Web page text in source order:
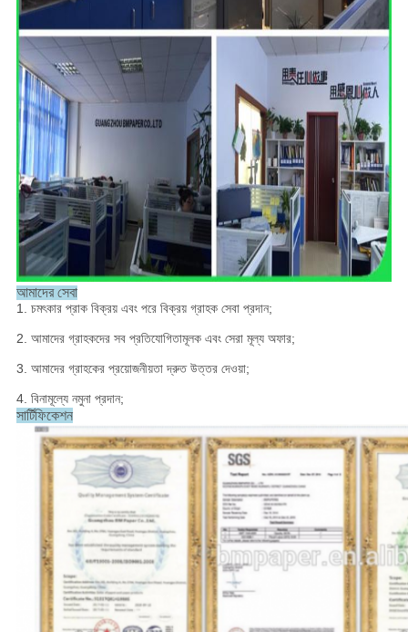
আমাদের সেবা
1. চমৎকার প্রাক বিক্রয় এবং পরে বিক্রয় গ্রাহক সেবা প্রদান;
2. আমাদের গ্রাহকদের সব প্রতিযোগিতামূলক এবং সেরা মূল্য অফার;
3. আমাদের গ্রাহকের প্রয়োজনীয়তা দ্রুত উত্তর দেওয়া;
4. বিনামূল্যে নমুনা প্রদান;
সার্টিফিকেশন